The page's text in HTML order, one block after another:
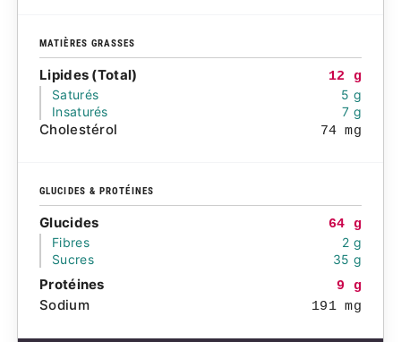
MATIÈRES GRASSES
Lipides (Total)
12 g
Saturés
5 g
Insaturés
7 g
Cholestérol 74 mg
GLUCIDES & PROTÉINES
Glucides
64 g
Fibres
2 g
Sucres
35 g
Protéines 9 g
Sodium 191 mg